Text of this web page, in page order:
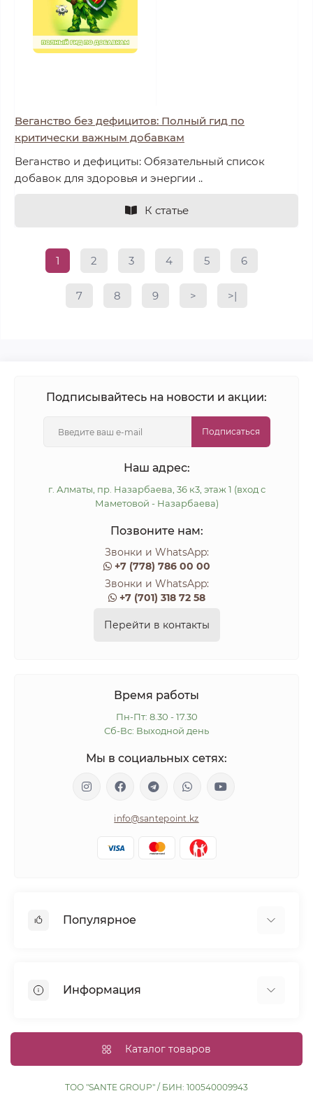
Веганство без дефицитов: Полный гид по
критически важным добавкам
Веганство и дефициты: Обязательный список
добавок для здоровья и энергии ..
К статье
1 2 3 4 5 6
7 8 9 > >|
Подписывайтесь на новости и акции:
Подписаться
Наш адрес:
г. Алматы, пр. Назарбаева, 36 к3, этаж 1 (вход с
Маметовой - Назарбаева)
Позвоните нам:
Звонки и WhatsApp:
+7 (778) 786 00 00
Звонки и WhatsApp:
+7 (701) 318 72 58
Перейти в контакты
Время работы
Пн-Пт: 8.30 - 17.30
Сб-Вс: Выходной день
Мы в социальных сетях:
info@santepoint.kz
Популярное
Диабетикам
Кормящим
Информация
Процедура оплаты картой
Политика конфиденциальности
Публичная оферта
Каталог товаров
ТОО "SANTE GROUP" / БИН: 100540009943